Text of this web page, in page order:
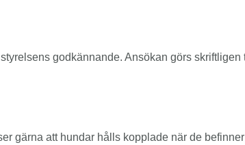
godkännande. Ansökan görs
gärna att hundar hålls kopplade när de